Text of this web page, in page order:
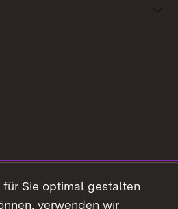
für Sie optimal gestalten
verwenden wir